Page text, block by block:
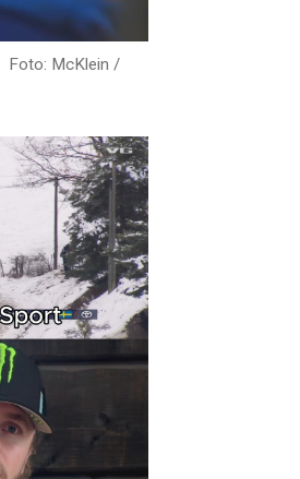
Foto: McKlein /